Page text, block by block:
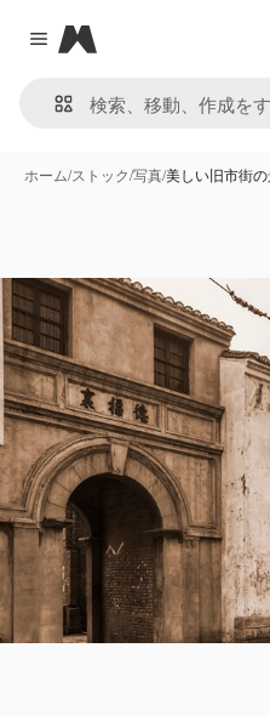
Close menu
Magnific
ホーム/ストック/写真/美しい旧市街